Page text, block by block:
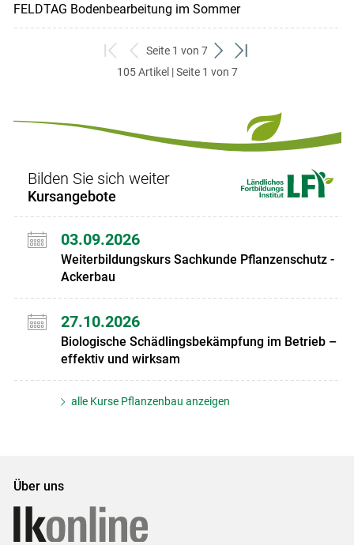
FELDTAG Bodenbearbeitung im Sommer
zum
ersten
zurück
zum
Seite 1 von 7
weiter
zum
zum
105 Artikel | Seite 1 von 7
Bilden Sie sich weiter
Kursangebote
03.09.2026
Weiterbildungskurs Sachkunde Pflanzenschutz -
Ackerbau
27.10.2026
Biologische Schädlingsbekämpfung im Betrieb –
effektiv und wirksam
alle Kurse Pflanzenbau anzeigen
Über uns